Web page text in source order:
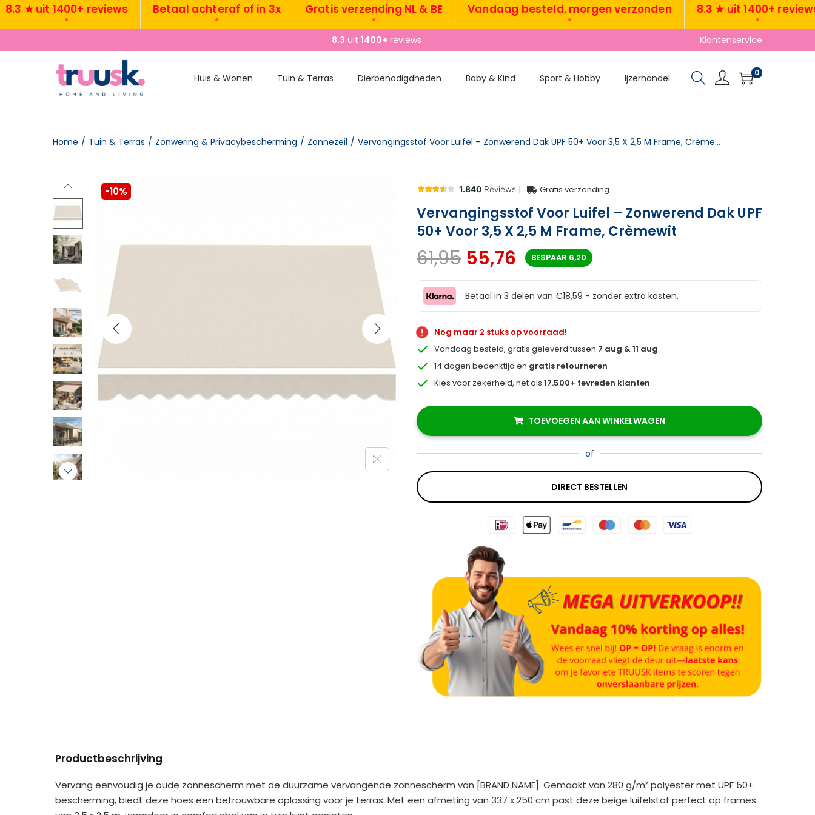
uit 1400+ reviews Betaal achteraf of in 3x Gratis verzending NL & BE Vandaag besteld, morgen verzonden 8.3 ★ uit 1400+ reviews
8.3 uit 1400+ reviews Klantenservice
Huis & Wonen Tuin & Terras Dierbenodigdheden Baby & Kind Sport & Hobby Ijzerhandel 0
Home / Tuin & Terras / Zonwering & Privacybescherming / Zonnezeil / Vervangingsstof Voor Luifel – Zonwerend Dak UPF 50+ Voor 3,5 X 2,5 M Frame, Crèmewit
-10% | Gratis verzending
Vervangingsstof Voor Luifel – Zonwerend Dak UPF
50+ Voor 3,5 X 2,5 M Frame, Crèmewit
61,95 55,76 BESPAAR 6,20
Betaal in 3 delen van €18,59 - zonder extra kosten.
Nog maar 2 stuks op voorraad!
Vandaag besteld, gratis geleverd tussen 7 aug & 11 aug
14 dagen bedenktijd en gratis retourneren
Kies voor zekerheid, net als17.500+ tevreden klanten
TOEVOEGEN AAN WINKELWAGEN
of
DIRECT BESTELLEN
r
n
Productbeschrijving
Vervang eenvoudig je oude zonnescherm met de duurzame vervangende zonnescherm van [BRAND NAME]. Gemaakt van 280 g/m² polyester met UPF 50+
bescherming, biedt deze hoes een betrouwbare oplossing voor je terras. Met een afmeting van 337 x 250 cm past deze beige luifelstof perfect op frames